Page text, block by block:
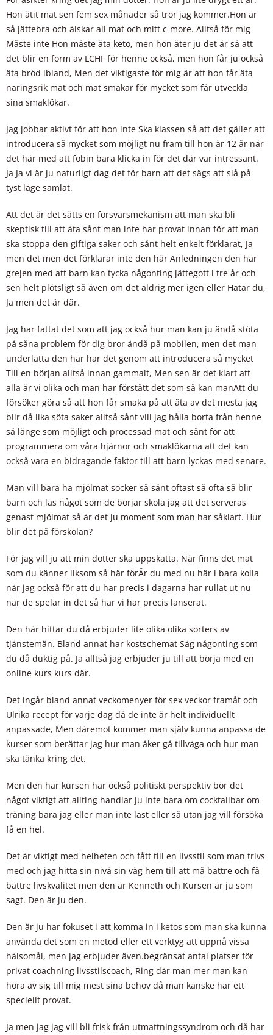
Hon ätit mat sen fem sex månader så tror jag kommer.Hon är
så jättebra och älskar all mat och mitt c-more. Alltså för mig
Måste inte Hon måste äta keto, men hon äter ju det är så att
det blir en form av LCHF för henne också, men hon får ju också
äta bröd ibland, Men det viktigaste för mig är att hon får äta
näringsrik mat och mat smakar för mycket som får utveckla
sina smaklökar.
Jag jobbar aktivt för att hon inte Ska klassen så att det gäller att
introducera så mycket som möjligt nu fram till hon är 12 år när
det här med att fobin bara klicka in för det där var intressant.
Ja Ja vi är ju naturligt dag det för barn att det sägs att slå på
tyst läge samlat.
Att det är det sätts en försvarsmekanism att man ska bli
skeptisk till att äta sånt man inte har provat innan för att man
ska stoppa den giftiga saker och sånt helt enkelt förklarat, Ja
men det men det förklarar inte den här Anledningen den här
grejen med att barn kan tycka någonting jättegott i tre år och
sen helt plötsligt så även om det aldrig mer igen eller Hatar du,
Ja men det är där.
Jag har fattat det som att jag också hur man kan ju ändå stöta
på såna problem för dig bror ändå på mobilen, men det man
underlätta den här har det genom att introducera så mycket
Till en början alltså innan gammalt, Men sen är det klart att
alla är vi olika och man har förstått det som så kan manAtt du
försöker göra så att hon får smaka på att äta av det mesta jag
blir då lika söta saker alltså sånt vill jag hålla borta från henne
så länge som möjligt och processad mat och sånt för att
programmera om våra hjärnor och smaklökarna att det kan
också vara en bidragande faktor till att barn lyckas med senare.
Man vill bara ha mjölmat socker så sånt oftast så ofta så blir
barn och läs något som de börjar skola jag att det serveras
genast mjölmat så är det ju moment som man har såklart. Hur
blir det på förskolan?
För jag vill ju att min dotter ska uppskatta. När finns det mat
som du känner liksom så här förÄr du med nu här i bara kolla
när jag också för att du har precis i dagarna har rullat ut nu
när de spelar in det så har vi har precis lanserat.
Den här hittar du då erbjuder lite olika olika sorters av
tjänstemän. Bland annat har kostschemat Säg någonting som
du då duktig på. Ja alltså jag erbjuder ju till att börja med en
online kurs kurs där.
Det ingår bland annat veckomenyer för sex veckor framåt och
Ulrika recept för varje dag då de inte är helt individuellt
anpassade, Men däremot kommer man själv kunna anpassa de
kurser som berättar jag hur man åker gå tillväga och hur man
ska tänka kring det.
Men den här kursen har också politiskt perspektiv bör det
något viktigt att allting handlar ju inte bara om cocktailbar om
träning bara jag eller man inte läst eller så utan jag vill försöka
få en hel.
Det är viktigt med helheten och fått till en livsstil som man trivs
med och jag hitta sin nivå sin väg hem till att må bättre och få
bättre livskvalitet men den är Kenneth och Kursen är ju som
sagt. Den är ju den.
Den är ju har fokuset i att komma in i ketos som man ska kunna
använda det som en metod eller ett verktyg att uppnå vissa
hälsomål, men jag erbjuder även.begränsat antal platser för
privat coachning livsstilscoach, Ring där man mer man kan
höra av sig till mig mest sina behov då man kanske har ett
speciellt provat.
Ja men jag jag vill bli frisk från utmattningssyndrom och då har